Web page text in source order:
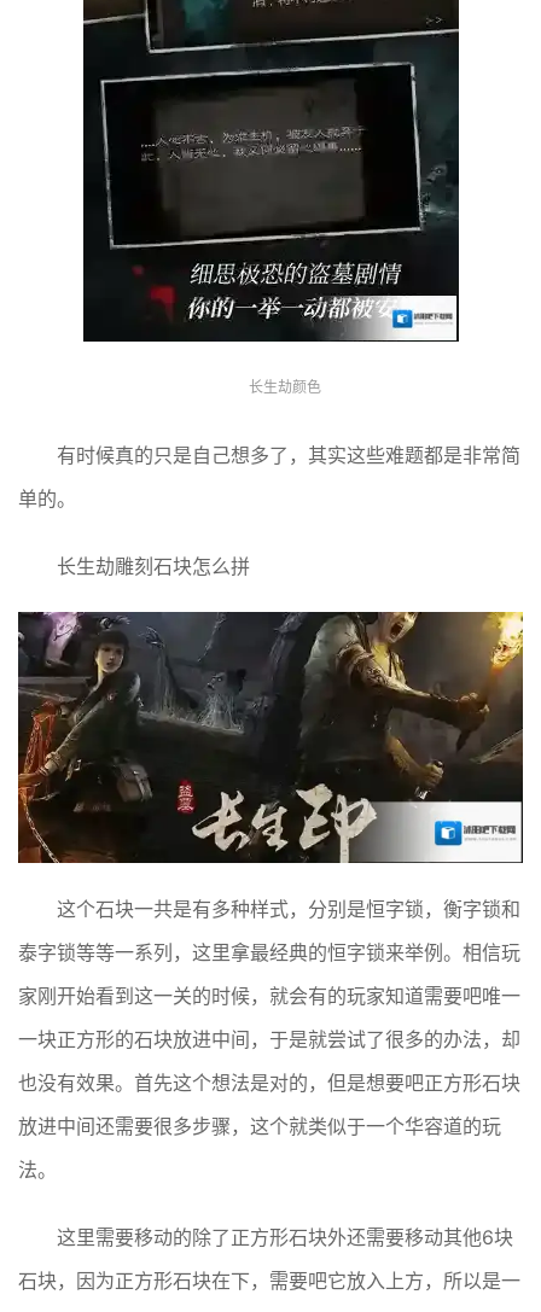
长生劫颜色
有时候真的只是自己想多了，其实这些难题都是非常简
单的。
长生劫雕刻石块怎么拼
这个石块一共是有多种样式，分别是恒字锁，衡字锁和
泰字锁等等一系列，这里拿最经典的恒字锁来举例。相信玩
家刚开始看到这一关的时候，就会有的玩家知道需要吧唯一
一块正方形的石块放进中间，于是就尝试了很多的办法，却
也没有效果。首先这个想法是对的，但是想要吧正方形石块
放进中间还需要很多步骤，这个就类似于一个华容道的玩
法。
这里需要移动的除了正方形石块外还需要移动其他6块
石块，因为正方形石块在下，需要吧它放入上方，所以是一